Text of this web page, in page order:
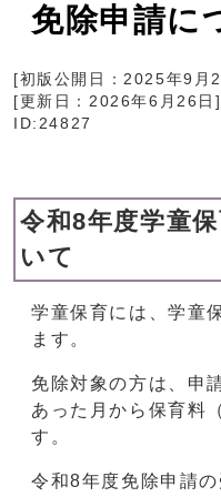
免除申請に
[初版公開日：2025年9月2
[更新日： 2026年6月26日 ]
ID:24827
令和8年度学童
いて
学童保育には、学童
ます。
免除対象の方は、申
あった月から保育料
す。
令和8年度免除申請